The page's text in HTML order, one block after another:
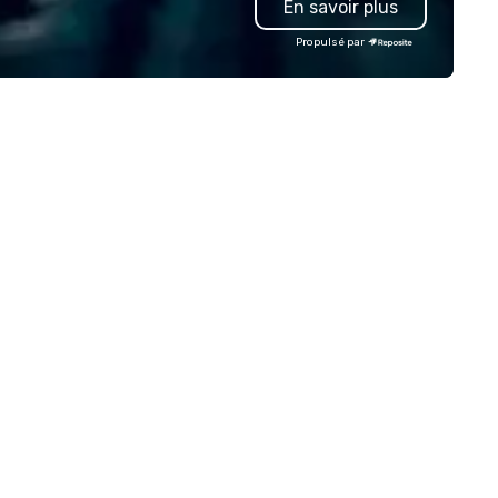
En savoir plus
Propulsé par